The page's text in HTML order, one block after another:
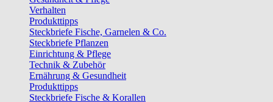
Verhalten
Produkttipps
Steckbriefe Fische, Garnelen & Co.
Steckbriefe Pflanzen
Einrichtung & Pflege
Technik & Zubehör
Ernährung & Gesundheit
Produkttipps
Steckbriefe Fische & Korallen